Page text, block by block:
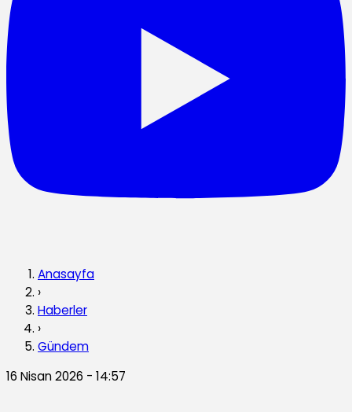
Anasayfa
›
Haberler
›
Gündem
16 Nisan 2026 - 14:57